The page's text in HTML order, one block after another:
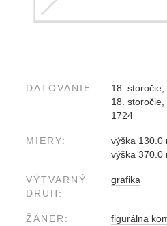
DATOVANIE:
18.
18.
1724
MIERY:
výška 130.0
výška 370.0
VÝTVARNÝ
DRUH:
grafika
ŽÁNER:
figurálna